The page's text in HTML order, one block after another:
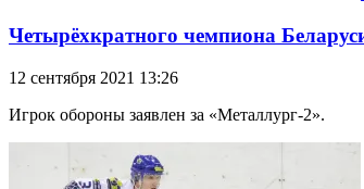
Четырёхкратного чемпиона
12 сентября 2021 13:26
Игрок обороны заявлен за «Металлург-2».